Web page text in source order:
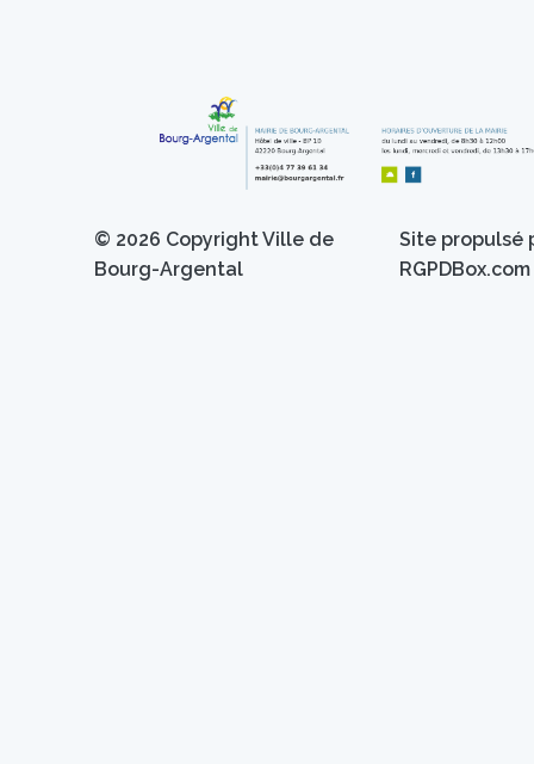
© 2026 CopyrightVille de
Bourg-Argental
Site propulsé
RGPDBox.com